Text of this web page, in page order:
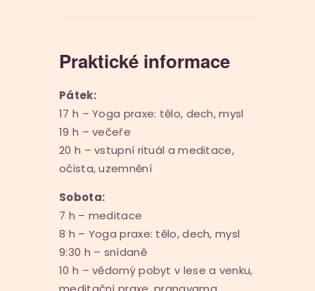
Praktické informace
Pátek:
17 h – Yoga praxe: tělo, dech, mysl
19 h – večeře
20 h – vstupní rituál a meditace,
očista, uzemnění
Sobota:
7 h – meditace
8 h – Yoga praxe: tělo, dech, mysl
9:30 h – snídaně
10 h – vědomý pobyt v lese a venku,